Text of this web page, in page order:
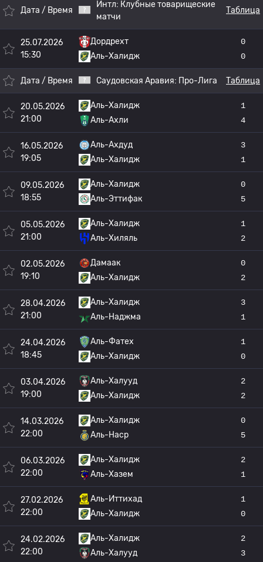
Дата / Время
Интл: Клубные товарищеские
матчи
Таблица
25.07.2026
15:30
Дордрехт
Аль-Халидж
0
0
Дата / Время Саудовская Аравия: Про-Лига Таблица
20.05.2026
21:00
Аль-Халидж
Аль-Ахли
1
4
16.05.2026
19:05
Аль-Ахдуд
Аль-Халидж
3
1
09.05.2026
18:55
Аль-Халидж
Аль-Эттифак
0
5
05.05.2026
21:00
Аль-Халидж
Аль-Хиляль
1
2
02.05.2026
19:10
Дамаак
Аль-Халидж
0
2
28.04.2026
21:00
Аль-Халидж
Аль-Наджма
3
1
24.04.2026
18:45
Аль-Фатех
Аль-Халидж
1
0
03.04.2026
19:00
Аль-Халууд
Аль-Халидж
2
2
14.03.2026
22:00
Аль-Халидж
Аль-Наср
0
5
06.03.2026
22:00
Аль-Халидж
Аль-Хазем
2
1
27.02.2026
22:00
Аль-Иттихад
Аль-Халидж
1
0
24.02.2026
22:00
Аль-Халидж
Аль-Халууд
2
3